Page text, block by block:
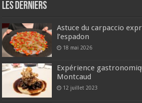
Les derniers
Astuce du carpaccio
l’espadon
18 mai 2026
Expérience
Montcaud
12 juillet 2023